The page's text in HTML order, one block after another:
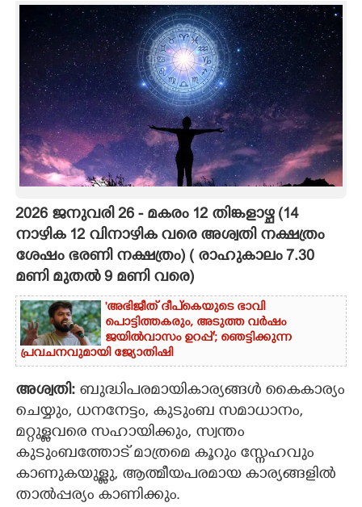
SPIRITUAL
INFO+
ART
ASTRO
CARTOONS
LITERATURE
ZOOM
CONTACT US
2026 ജനുവരി 26 - മകരം 12 തിങ്കളാഴ്ച (14
നാഴിക 12 വിനാഴിക വരെ അശ്വതി നക്ഷത്രം
ശേഷം ഭരണി നക്ഷത്രം) ( രാഹുകാലം 7.30
മണി മുതൽ 9 മണി വരെ)
'അഭിജീത് ദീപ്‌കെയുടെ ഭാവി
പൊട്ടിത്തകരും, അടുത്ത വർഷം
ജയിൽവാസം ഉറപ്പ്'; ഞെട്ടിക്കുന്ന
പ്രവചനവുമായി ജ്യോതിഷി
അശ്വതി: ബുദ്ധിപരമായികാര്യങ്ങൾ കൈകാര്യം
ചെയ്യും, ധനനേട്ടം, കുടുംബ സമാധാനം,
മറ്റുള്ളവരെ സഹായിക്കും, സ്വന്തം
കുടുംബത്തോട് മാത്രമെ കൂറും സ്നേഹവും
കാണുകയുള്ളു, ആത്മീയപരമായ കാര്യങ്ങളില്‍
താല്‍പ്പര്യം കാണിക്കും.